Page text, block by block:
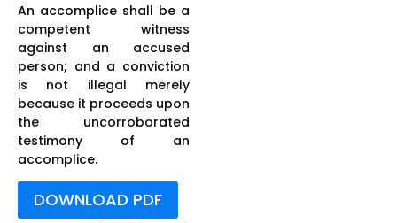
An accomplice shall be a
competent witness
against an accused
person; and a conviction
is not illegal merely
because it proceeds upon
the uncorroborated
testimony of an
accomplice.
DOWNLOAD PDF